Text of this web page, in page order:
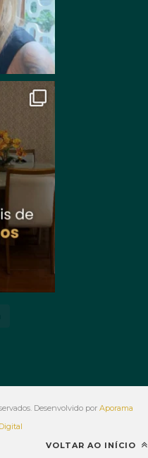
Desenvolvido por Aporama
VOLTAR AO INÍCIO